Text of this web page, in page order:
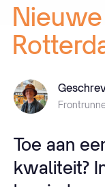
Nieuwe
Toe aan
kwaliteit?